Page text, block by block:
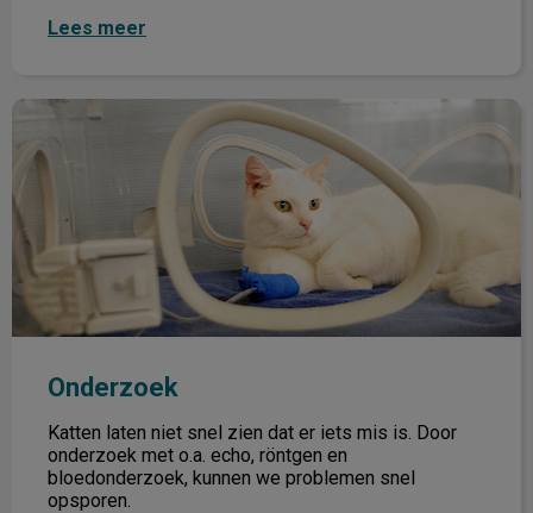
Lees meer
Onderzoek
Onderzoek
Katten laten niet snel zien dat er iets mis is. Door
onderzoek met o.a. echo, röntgen en
bloedonderzoek, kunnen we problemen snel
opsporen.